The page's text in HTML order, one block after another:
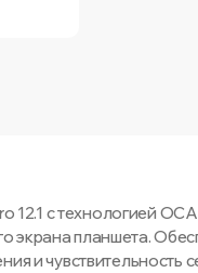
12.1 с технологией
планшета.
и чувствительность